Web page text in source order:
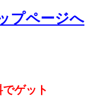
プページへ
ゲット